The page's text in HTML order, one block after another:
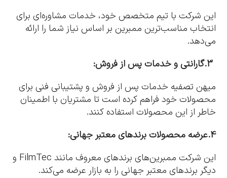
این شرکت با تیم متخصص خود، خدمات مشاوره‌ای برای
انتخاب مناسب‌ترین ممبرین بر اساس نیاز شما را ارائه
می‌دهد.
میهن تصفیه خدمات پس از فروش و پشتیبانی فنی برای
محصولات خود فراهم کرده است تا مشتریان با اطمینان
خاطر از این محصولات استفاده کنند.
4.عرضه محصولات برندهای معتبر جهانی:
این شرکت ممبرین‌های برندهای معروف مانند FilmTec و
دیگر برندهای معتبر جهانی را به بازار عرضه می‌کند.